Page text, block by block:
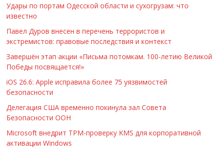
Удары по портам Одесской области и сухогрузам: что
известно
Павел Дуров внесен в перечень террористов и
экстремистов: правовые последствия и контекст
Завершён этап акции «Письма потомкам. 100-летию Великой
Победы посвящается!»
iOS 26.6: Apple исправила более 75 уязвимостей
безопасности
Делегация США временно покинула зал Совета
Безопасности ООН
Microsoft внедрит TPM-проверку KMS для корпоративной
активации Windows